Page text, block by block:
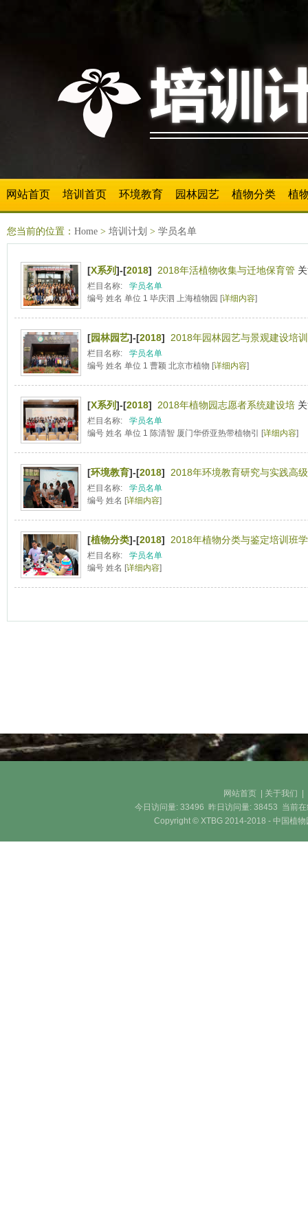
网站首页 培训首页 环境教育 园林园艺 植物分类 植
您当前的位置： Home > 培训计划 > 学员名单
[X系列]-[2018] 2018年活植物收集与迁地保育管
栏目名称:
学员名单
编号 姓名 单位 1 毕庆泗 上海植物园 [详细内容]
[园林园艺]-[2018] 2018年园林园艺与景观建设培训
栏目名称:
学员名单
编号 姓名 单位 1 曹颖 北京市植物 [详细内容]
[X系列]-[2018] 2018年植物园志愿者系统建设培
栏目名称:
学员名单
编号 姓名 单位 1 陈清智 厦门华侨亚热带植物引 [详细内容]
[环境教育]-[2018] 2018年环境教育研究与实践高级
栏目名称:
学员名单
编号 姓名 [详细内容]
[植物分类]-[2018] 2018年植物分类与鉴定培训班学
栏目名称:
学员名单
编号 姓名 [详细内容]
网站首页 关于我们
今日访问量: 33496 昨日访问量: 38453 当前
Copyright © XTBG 2014-2018 - 中国